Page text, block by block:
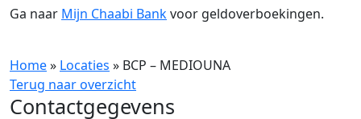
Ga naar Mijn Chaabi Bankvoor geldoverboekingen.
Home» Locaties » BCP – MEDIOUNA
Terug naar overzicht
Contactgegevens